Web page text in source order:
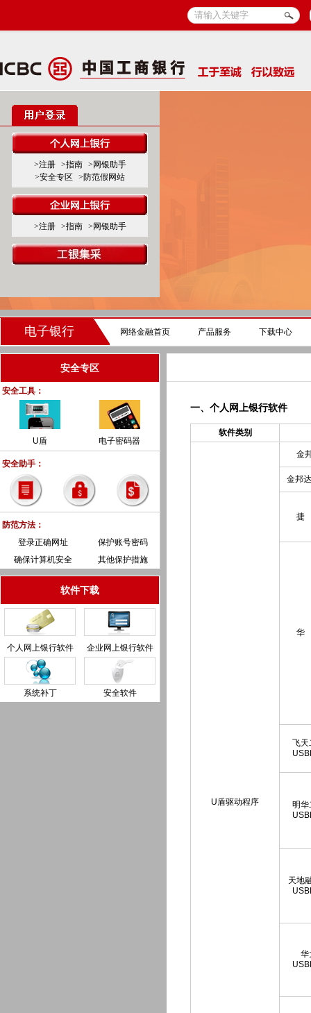
>注册 >指南
>网银助手
>安全专区
>防范假网站
>注册 >指南 >网银助手
电子银行 网络金融首页 产品服务 下载中心
安全专区
安全工具：
U盾 电子密码器
安全助手：
防范方法：
登录正确网址
保护账号密码
确保计算机安全
其他保护措施
软件下载
个人网上银行软件 企业网上银行软件
系统补丁 安全软件
一、个人网上银行软件
软件类别
U盾驱动程序
金
金邦
捷
华
飞天
明华
天地
华